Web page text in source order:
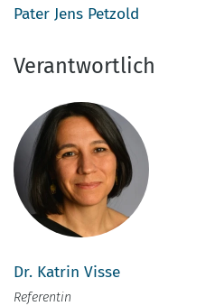
Pater Jens Petzold
Verantwortlich
Dr. Katrin Visse
Referentin